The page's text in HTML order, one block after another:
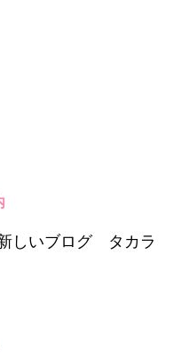
しいブログ タカラ